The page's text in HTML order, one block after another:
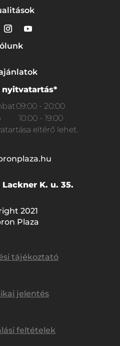
nyitvatartás*
09:00 - 20:00
10:00 - 19:00
eltérő lehet.
K. u. 35.
2021
Plaza
tájékoztató
jelentés
feltételek